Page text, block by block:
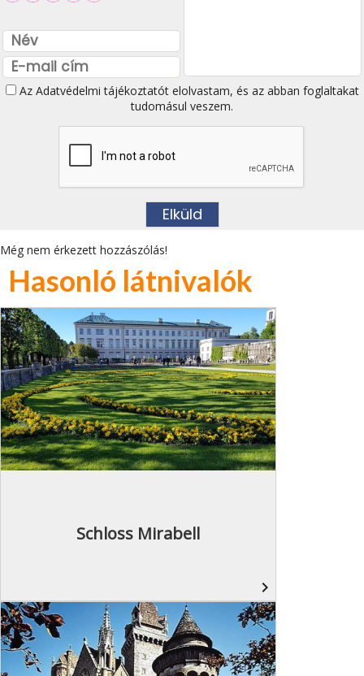
Az Adatvédelmi tájékoztatótelolvastam, és az abban foglaltakat
tudomásul veszem.
Még nem érkezett hozzászólás!
Hasonló látnivalók
Schloss Mirabell
navigate_next